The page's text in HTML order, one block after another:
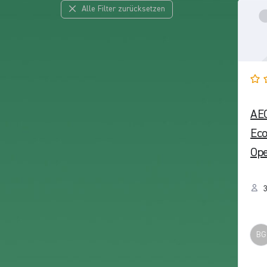
Alle Filter zurücksetzen
BG